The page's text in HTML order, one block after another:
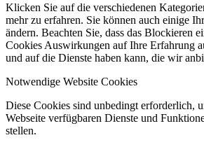
Klicken Sie auf die verschiedenen
mehr zu erfahren. Sie können auch einige
ändern. Beachten Sie, dass das Blockieren
Cookies Auswirkungen auf Ihre Erfahrung
und auf die Dienste haben kann, die wir
Notwendige Website Cookies
Diese Cookies sind unbedingt erforderlich,
Webseite verfügbaren Dienste und
stellen.